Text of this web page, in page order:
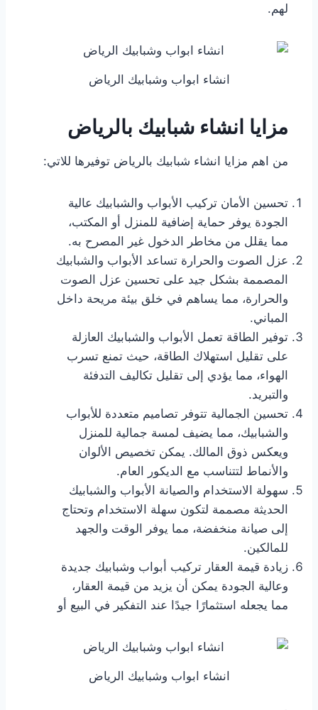
لهم.
انشاء ابواب وشبابيك الرياض
مزايا انشاء شبابيك بالرياض
من اهم مزايا انشاء شبابيك بالرياض توفيرها للاتي:
تحسين الأمان تركيب الأبواب والشبابيك عالية
الجودة يوفر حماية إضافية للمنزل أو المكتب،
مما يقلل من مخاطر الدخول غير المصرح به.
عزل الصوت والحرارة تساعد الأبواب والشبابيك
المصممة بشكل جيد على تحسين عزل الصوت
والحرارة، مما يساهم في خلق بيئة مريحة داخل
المباني.
توفير الطاقة تعمل الأبواب والشبابيك العازلة
على تقليل استهلاك الطاقة، حيث تمنع تسرب
الهواء، مما يؤدي إلى تقليل تكاليف التدفئة
والتبريد.
تحسين الجمالية تتوفر تصاميم متعددة للأبواب
والشبابيك، مما يضيف لمسة جمالية للمنزل
ويعكس ذوق المالك. يمكن تخصيص الألوان
والأنماط لتتناسب مع الديكور العام.
سهولة الاستخدام والصيانة الأبواب والشبابيك
الحديثة مصممة لتكون سهلة الاستخدام وتحتاج
إلى صيانة منخفضة، مما يوفر الوقت والجهد
للمالكين.
زيادة قيمة العقار تركيب أبواب وشبابيك جديدة
وعالية الجودة يمكن أن يزيد من قيمة العقار،
مما يجعله استثمارًا جيدًا عند التفكير في البيع أو
انشاء ابواب وشبابيك الرياض